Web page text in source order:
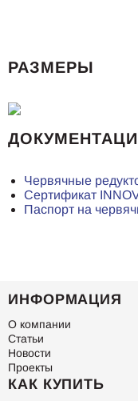
РАЗМЕРЫ
Червячные
Сертификат
Паспорт на
ИНФОРМАЦИЯ
О компании
Статьи
Новости
Проекты
КАК КУПИТЬ